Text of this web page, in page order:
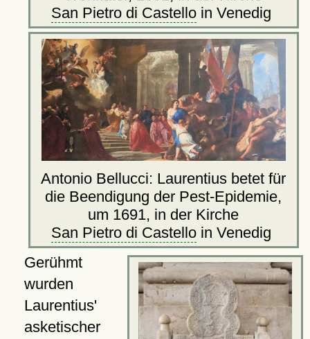
San Pietro di Castello in Venedig
Antonio Bellucci: Laurentius betet für
die Beendigung der Pest-Epidemie,
um 1691, in der Kirche
San Pietro di Castello in Venedig
Gerühmt
wurden
Laurentius'
asketischer